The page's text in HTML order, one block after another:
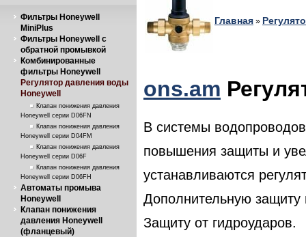
Фильтры Honeywell
MiniPlus
Фильтры Honeywell с
обратной промывкой
Комбинированные
фильтры Honeywell
Регулятор давления воды
Honeywell
Клапан понижения давления
Honeywell серии D06FN
Клапан понижения давления
Honeywell серии D04FM
Клапан понижения давления
Honeywell серии D06F
Клапан понижения давления
Honeywell серии D06FH
Автоматы промыва
Honeywell
Клапан понижения
давления Honeywell
(фланцевый)
Главная »
ons.am
В системы
повышения защиты и
устанавливаются
Дополнительную
Защиту от гидроударов.